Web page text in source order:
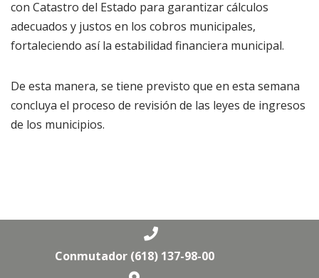
con Catastro del Estado para garantizar cálculos
adecuados y justos en los cobros municipales,
fortaleciendo así la estabilidad financiera municipal.
De esta manera, se tiene previsto que en esta semana
concluya el proceso de revisión de las leyes de ingresos
de los municipios.
Conmutador (618) 137-98-00